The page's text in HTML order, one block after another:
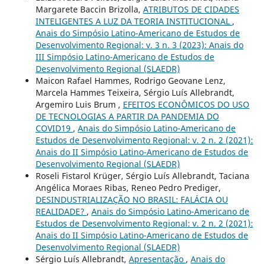
Margarete Baccin Brizolla, ATRIBUTOS DE CIDADES
INTELIGENTES A LUZ DA TEORIA INSTITUCIONAL ,
Anais do Simpósio Latino-Americano de Estudos de
Desenvolvimento Regional: v. 3 n. 3 (2023): Anais do
III Simpósio Latino-Americano de Estudos de
Desenvolvimento Regional (SLAEDR)
Maicon Rafael Hammes, Rodrigo Geovane Lenz,
Marcela Hammes Teixeira, Sérgio Luís Allebrandt,
Argemiro Luis Brum , EFEITOS ECONÔMICOS DO USO
DE TECNOLOGIAS A PARTIR DA PANDEMIA DO
COVID19 , Anais do Simpósio Latino-Americano de
Estudos de Desenvolvimento Regional: v. 2 n. 2 (2021):
Anais do II Simpósio Latino-Americano de Estudos de
Desenvolvimento Regional (SLAEDR)
Roseli Fistarol Krüger, Sérgio Luís Allebrandt, Taciana
Angélica Moraes Ribas, Reneo Pedro Prediger,
DESINDUSTRIALIZAÇÃO NO BRASIL: FALÁCIA OU
REALIDADE? , Anais do Simpósio Latino-Americano de
Estudos de Desenvolvimento Regional: v. 2 n. 2 (2021):
Anais do II Simpósio Latino-Americano de Estudos de
Desenvolvimento Regional (SLAEDR)
Sérgio Luís Allebrandt, Apresentação , Anais do